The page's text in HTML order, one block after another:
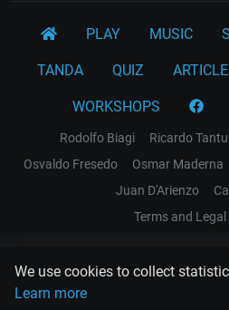
We use cookies to collect
Learn more
PLAY MUSIC
TANDA QUIZ
WORKSHOPS
Rodolfo Biagi Ricardo
Osvaldo Fresedo
Osmar Maderna
Juan D'Arienzo
Terms and
EL RECODO